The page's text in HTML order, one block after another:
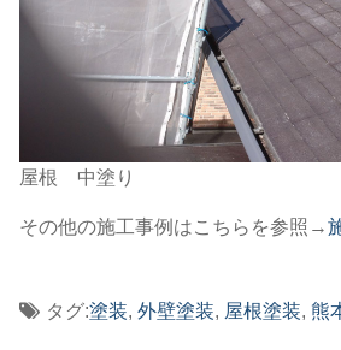
屋根 中塗り
その他の施工事例はこちらを参照→
タグ:塗装, 外壁塗装, 屋根塗装, 熊